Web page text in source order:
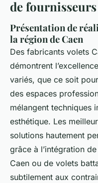
de
Présentation de
la région de Caen
Des fabricants volets
démontrent
variés, que ce soit
des espaces
mélangent techniques
esthétique. Les
solutions hautement
grâce à l’intégration
Caen ou de volets
subtilement aux